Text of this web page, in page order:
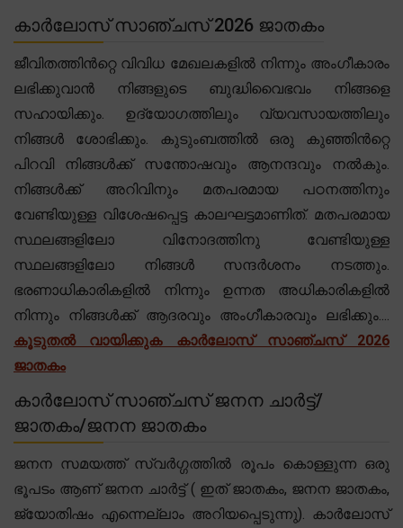
കാർലോസ് സാഞ്ചസ് 2026 ജാതകം
ജീവിതത്തിൻറ്റെ വിവിധ മേഖലകളിൽ നിന്നും അംഗീകാരം
ലഭിക്കുവാൻ നിങ്ങളുടെ ബുദ്ധിവൈഭവം നിങ്ങളെ
സഹായിക്കും. ഉദ്യോഗത്തിലും വ്യവസായത്തിലും
നിങ്ങൾ ശോഭിക്കും. കുടുംബത്തിൽ ഒരു കുഞ്ഞിൻറ്റെ
പിറവി നിങ്ങൾക്ക് സന്തോഷവും ആനന്ദവും നൽകും.
നിങ്ങൾക്ക് അറിവിനും മതപരമായ പഠനത്തിനും
വേണ്ടിയുള്ള വിശേഷപ്പെട്ട കാലഘട്ടമാണിത്. മതപരമായ
സ്ഥലങ്ങളിലോ വിനോദത്തിനു വേണ്ടിയുള്ള
സ്ഥലങ്ങളിലോ നിങ്ങൾ സന്ദർശനം നടത്തും.
ഭരണാധികാരികളിൽ നിന്നും ഉന്നത അധികാരികളിൽ
നിന്നും നിങ്ങൾക്ക് ആദരവും അംഗീകാരവും ലഭിക്കും....
കൂടുതൽ വായിക്കുക കാർലോസ് സാഞ്ചസ് 2026
ജാതകം
കാർലോസ് സാഞ്ചസ് ജനന ചാർട്ട്/
ജാതകം/ജനന ജാതകം
ജനന സമയത്ത് സ്വർഗ്ഗത്തിൽ രൂപം കൊള്ളുന്ന ഒരു
ഭൂപടം ആണ് ജനന ചാർട്ട് ( ഇത് ജാതകം, ജനന ജാതകം,
ജ്യോതിഷം എന്നെല്ലാം അറിയപ്പെടുന്നു). കാർലോസ്